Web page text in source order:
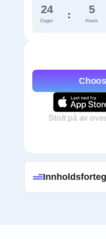
24
Dager
: 5
Hours
Stolt på av